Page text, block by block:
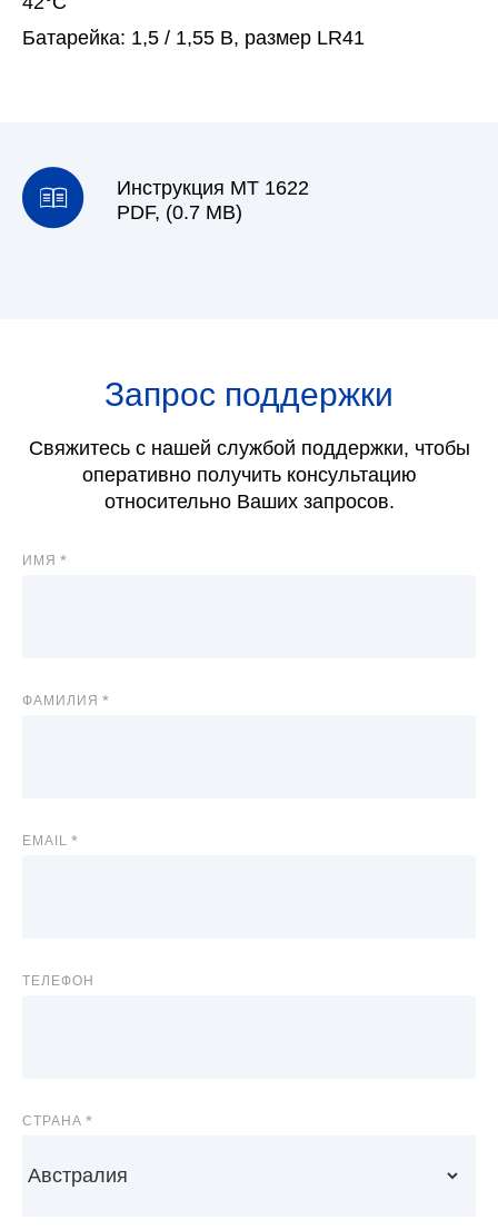
Батарейка: 1,5 / 1,55 В, размер LR41
Инструкция МТ 1622
PDF, (0.7 MB)
Запрос поддержки
Свяжитесь с нашей службой поддержки, чтобы
оперативно получить консультацию
относительно Ваших запросов.
ИМЯ
ФАМИЛИЯ
EMAIL
ТЕЛЕФОН
СТРАНА